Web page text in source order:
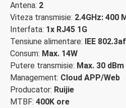
Antena: 2
Viteza transmisie: 2.4GHz: 400
Interfata: 1x RJ45 1G
Tensiune alimentare: IEE
Consum: Max. 14W
Putere transmisie: Max. 30 dBm
Management: Cloud APP/Web
Producator: Ruijie
MTBF: 400K ore